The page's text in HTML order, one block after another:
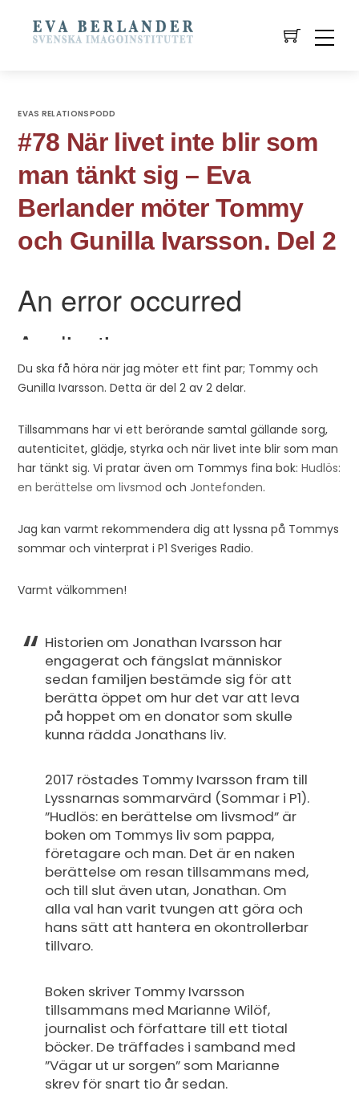
EVAS RELATIONSPODD
#78 När livet inte blir som
man tänkt sig – Eva
Berlander möter Tommy
och Gunilla Ivarsson. Del 2
Du ska få höra när jag möter ett fint par; Tommy och
Gunilla Ivarsson. Detta är del 2 av 2 delar.
Tillsammans har vi ett berörande samtal gällande sorg,
autenticitet, glädje, styrka och när livet inte blir som man
har tänkt sig. Vi pratar även om Tommys fina bok:Hudlös:
en berättelse om livsmod och Jontefonden.
Jag kan varmt rekommendera dig att lyssna på Tommys
sommar och vinterprat i P1 Sveriges Radio.
Varmt välkommen!
Historien om Jonathan Ivarsson har
engagerat och fängslat människor
sedan familjen bestämde sig för att
berätta öppet om hur det var att leva
på hoppet om en donator som skulle
kunna rädda Jonathans liv.
2017 röstades Tommy Ivarsson fram till
Lyssnarnas sommarvärd (Sommar i P1).
”Hudlös: en berättelse om livsmod” är
boken om Tommys liv som pappa,
företagare och man. Det är en naken
berättelse om resan tillsammans med,
och till slut även utan, Jonathan. Om
alla val han varit tvungen att göra och
hans sätt att hantera en okontrollerbar
tillvaro.
Boken skriver Tommy Ivarsson
tillsammans med Marianne Wilöf,
journalist och författare till ett tiotal
böcker. De träffades i samband med
”Vägar ut ur sorgen” som Marianne
skrev för snart tio år sedan.